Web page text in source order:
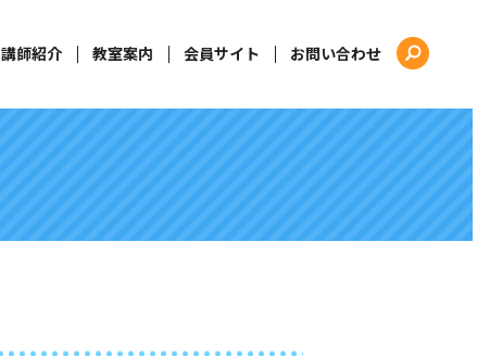
講師紹介 教室案内 会員サイト お問い合わせ